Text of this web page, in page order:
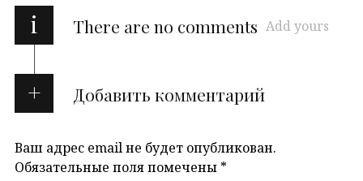
i There are no comments Add yours
Добавить комментарий
Ваш адрес email не будет опубликован.
Обязательные поля помечены *